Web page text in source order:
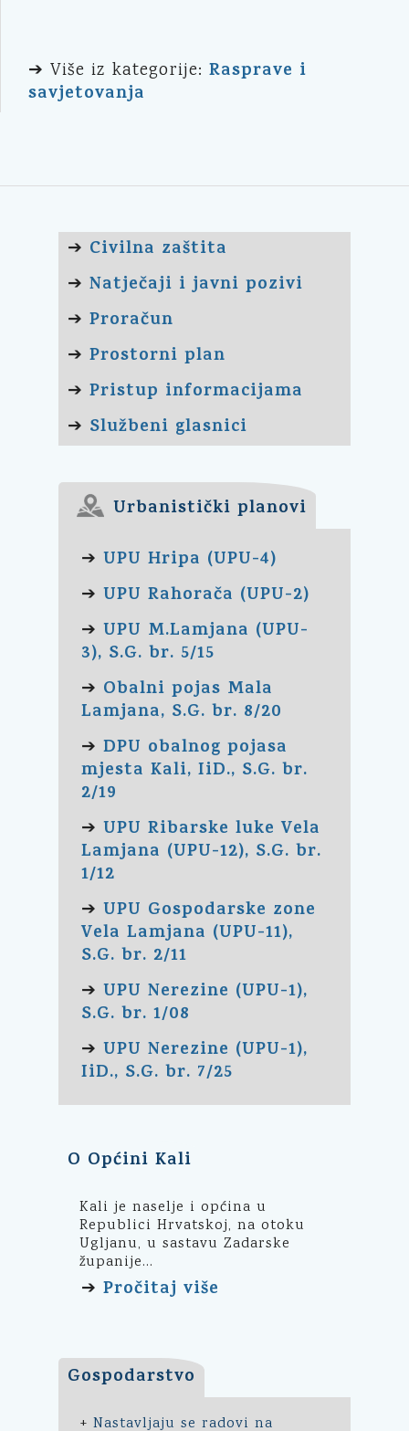
➔ Više iz kategorije: Rasprave i
savjetovanja
➔ Civilna zaštita
➔ Natječaji i javni pozivi
➔ Proračun
➔ Prostorni plan
➔ Pristup informacijama
➔ Službeni glasnici
Urbanistički planovi
➔ UPU Hripa (UPU-4)
➔ UPU Rahorača (UPU-2)
➔ UPU M.Lamjana (UPU-
3), S.G. br. 5/15
➔ Obalni pojas Mala
Lamjana, S.G. br. 8/20
➔ DPU obalnog pojasa
mjesta Kali, IiD., S.G. br.
2/19
➔ UPU Ribarske luke Vela
Lamjana (UPU-12), S.G. br.
1/12
➔ UPU Gospodarske zone
Vela Lamjana (UPU-11),
S.G. br. 2/11
➔ UPU Nerezine (UPU-1),
S.G. br. 1/08
➔ UPU Nerezine (UPU-1),
IiD., S.G. br. 7/25
O Općini Kali
Kali je naselje i općina u
Republici Hrvatskoj, na otoku
Ugljanu, u sastavu Zadarske
županije...
➔ Pročitaj više
Gospodarstvo
+ Nastavljaju se radovi na